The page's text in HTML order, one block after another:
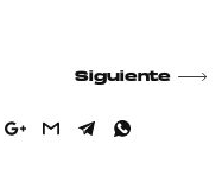
Siguiente